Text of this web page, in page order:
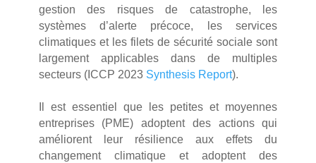
gestion des risques de catastrophe, les
systèmes d’alerte précoce, les services
climatiques et les filets de sécurité sociale sont
largement applicables dans de multiples
secteurs (ICCP 2023 Synthesis Report).
Il est essentiel que les petites et moyennes
entreprises (PME) adoptent des actions qui
améliorent leur résilience aux effets du
changement climatique et adoptent des